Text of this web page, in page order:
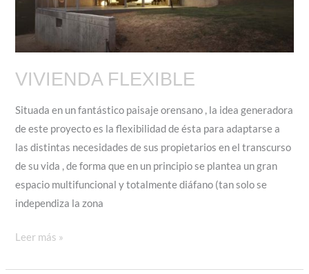
VIVIENDA FLEXIBLE
Situada en un fantástico paisaje orensano , la idea generadora
de este proyecto es la flexibilidad de ésta para adaptarse a
las distintas necesidades de sus propietarios en el transcurso
de su vida , de forma que en un principio se plantea un gran
espacio multifuncional y totalmente diáfano (tan solo se
independiza la zona
VIVIENDA
Leer más »